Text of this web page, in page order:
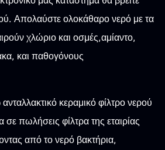
Απολαύστε ολοκάθαρο νερό με τα
χλώριο και οσμές,αμίαντο,
και παθογόνους
κεραμικό φίλτρο νερού
σε πωλήσεις φίλτρα της εταιρίας
από το νερό βακτήρια,